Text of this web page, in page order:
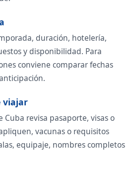
duración, hotelería,
y disponibilidad. Para
conviene comparar fechas
viajar
Cuba revisa pasaporte, visas o
vacunas o requisitos
equipaje, nombres completos